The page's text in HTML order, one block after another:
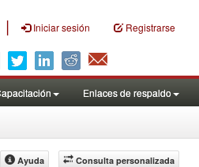
| Iniciar sesión Registrarse
Enlaces de respaldo
Consulta personalizada
Ayuda